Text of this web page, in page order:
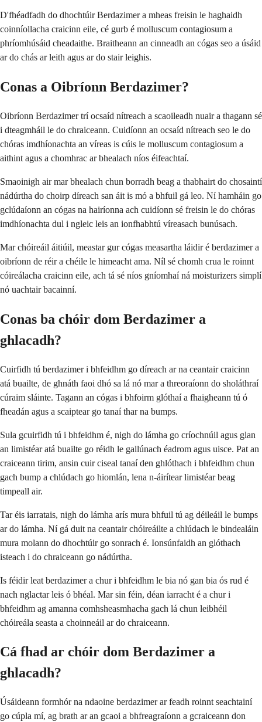
D'fhéadfadh do dhochtúir Berdazimer a mheas freisin le haghaidh
coinníollacha craicinn eile, cé gurb é molluscum contagiosum a
phríomhúsáid cheadaithe. Braitheann an cinneadh an cógas seo a úsáid
ar do chás ar leith agus ar do stair leighis.
Conas a Oibríonn Berdazimer?
Oibríonn Berdazimer trí ocsaíd nítreach a scaoileadh nuair a thagann sé
i dteagmháil le do chraiceann. Cuidíonn an ocsaíd nítreach seo le do
chóras imdhíonachta an víreas is cúis le molluscum contagiosum a
aithint agus a chomhrac ar bhealach níos éifeachtaí.
Smaoinigh air mar bhealach chun borradh beag a thabhairt do chosaintí
nádúrtha do choirp díreach san áit is mó a bhfuil gá leo. Ní hamháin go
gclúdaíonn an cógas na hairíonna ach cuidíonn sé freisin le do chóras
imdhíonachta dul i ngleic leis an ionfhabhtú víreasach bunúsach.
Mar chóireáil áitiúil, meastar gur cógas measartha láidir é berdazimer a
oibríonn de réir a chéile le himeacht ama. Níl sé chomh crua le roinnt
cóireálacha craicinn eile, ach tá sé níos gníomhaí ná moisturizers simplí
nó uachtair bacainní.
Conas ba chóir dom Berdazimer a
ghlacadh?
Cuirfidh tú berdazimer i bhfeidhm go díreach ar na ceantair craicinn
atá buailte, de ghnáth faoi dhó sa lá nó mar a threoraíonn do sholáthraí
cúraim sláinte. Tagann an cógas i bhfoirm glóthaí a fhaigheann tú ó
fheadán agus a scaiptear go tanaí thar na bumps.
Sula gcuirfidh tú i bhfeidhm é, nigh do lámha go críochnúil agus glan
an limistéar atá buailte go réidh le gallúnach éadrom agus uisce. Pat an
craiceann tirim, ansin cuir ciseal tanaí den ghlóthach i bhfeidhm chun
gach bump a chlúdach go hiomlán, lena n-áirítear limistéar beag
timpeall air.
Tar éis iarratais, nigh do lámha arís mura bhfuil tú ag déileáil le bumps
ar do lámha. Ní gá duit na ceantair chóireáilte a chlúdach le bindealáin
mura molann do dhochtúir go sonrach é. Ionsúnfaidh an glóthach
isteach i do chraiceann go nádúrtha.
Is féidir leat berdazimer a chur i bhfeidhm le bia nó gan bia ós rud é
nach nglactar leis ó bhéal. Mar sin féin, déan iarracht é a chur i
bhfeidhm ag amanna comhsheasmhacha gach lá chun leibhéil
chóireála seasta a choinneáil ar do chraiceann.
Cá fhad ar chóir dom Berdazimer a
ghlacadh?
Úsáideann formhór na ndaoine berdazimer ar feadh roinnt seachtainí
go cúpla mí, ag brath ar an gcaoi a bhfreagraíonn a gcraiceann don